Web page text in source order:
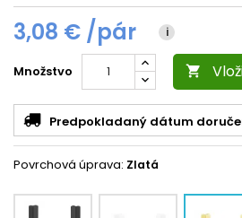
Odolný materiál
dlhú životnosť a stabilitu
📏 Technické detaily:
Určené pre uzatvorenie ľavého a
Rozmery sú prispôsobené
profilu OLYMP
Jednoduchá inštalácia – presné
💡 Výhody:
3,08 € /pár i
Množstvo 
Predpokladaný dátum
Povrchová úprava: Zlatá